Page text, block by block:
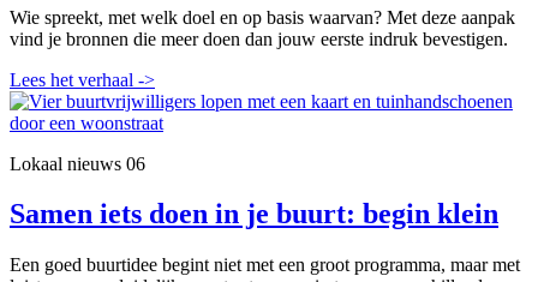
Wie spreekt, met welk doel en op basis waarvan? Met deze aanpak
vind je bronnen die meer doen dan jouw eerste indruk bevestigen.
Lees het verhaal ->
Lokaal nieuws 06
Samen iets doen in je buurt: begin klein
Een goed buurtidee begint niet met een groot programma, maar met